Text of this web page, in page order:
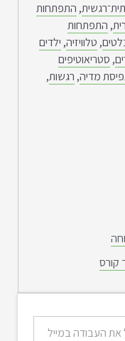
, התפתחות
, התפתחות
, טלוויזיה, ילדים
, סטריאוטיפים
מדיה, רגשות,
קורס
העבודה במייל